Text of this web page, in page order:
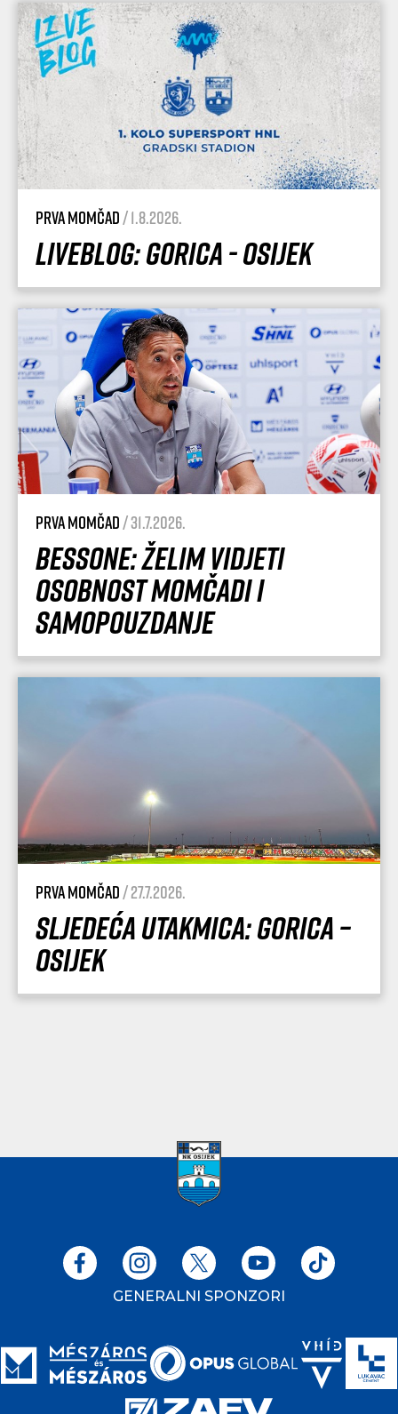
Prva momčad/ 1.8.2026.
Liveblog: Gorica - Osijek
Prva momčad/ 31.7.2026.
Bessone: Želim vidjeti
osobnost momčadi i
samopouzdanje
Prva momčad/ 27.7.2026.
Sljedeća utakmica: Gorica –
Osijek
GENERALNI SPONZORI